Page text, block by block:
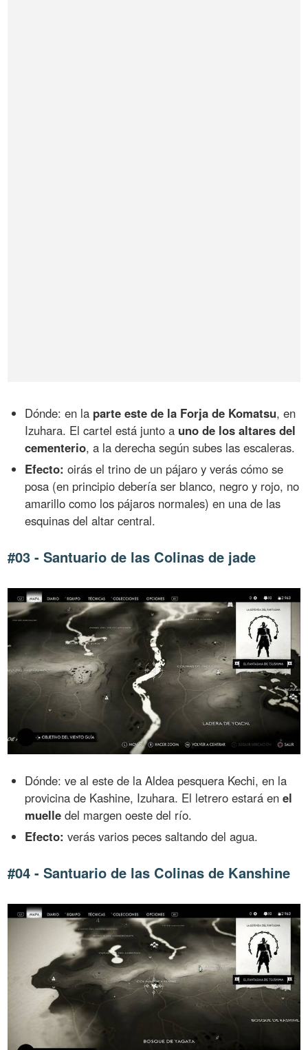
Dónde: en la parte este de la Forja de Komatsu, en
Izuhara. El cartel está junto a uno de los altares del
cementerio, a la derecha según subes las escaleras.
Efecto: oirás el trino de un pájaro y verás cómo se
posa (en principio debería ser blanco, negro y rojo, no
amarillo como los pájaros normales) en una de las
esquinas del altar central.
#03 - Santuario de las Colinas de jade
Dónde: ve al este de la Aldea pesquera Kechi, en la
provicina de Kashine, Izuhara. El letrero estará enel
muelle del margen oeste del río.
Efecto: verás varios peces saltando del agua.
#04 - Santuario de las Colinas de Kanshine